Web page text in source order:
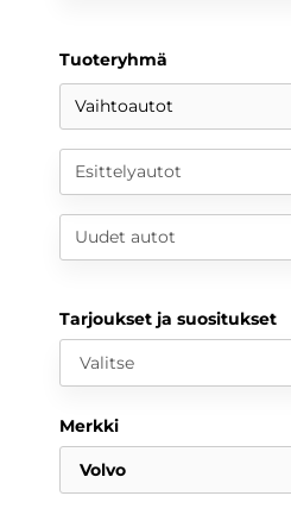
Tuoteryhmä
Vaihtoautot
Esittelyautot
Uudet autot
Tarjoukset ja suositukset
Valitse
Merkki
Volvo